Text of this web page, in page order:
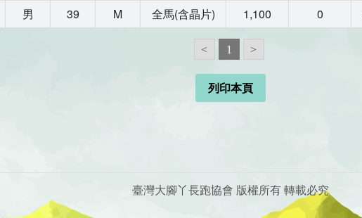
男
39 M 全馬(含晶片) 1,100 0
< 1 >
列印本頁
臺灣大腳丫長跑協會 版權所有 轉載必究